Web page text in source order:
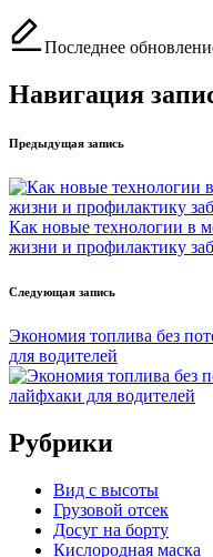
Последнее
Навигация
Предыдущая запись
Как новые технологии в
жизни и профилактику
Следующая запись
Экономия топлива без
для водителей
Рубрики
Вид с высоты
Грузовой отсек
Досуг на борту
Кислородная маска